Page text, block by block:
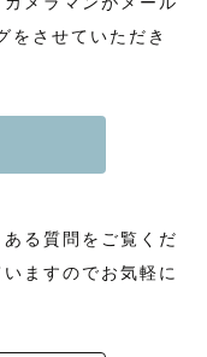
をさせていただき
る質問をご覧くだ
ますのでお気軽に